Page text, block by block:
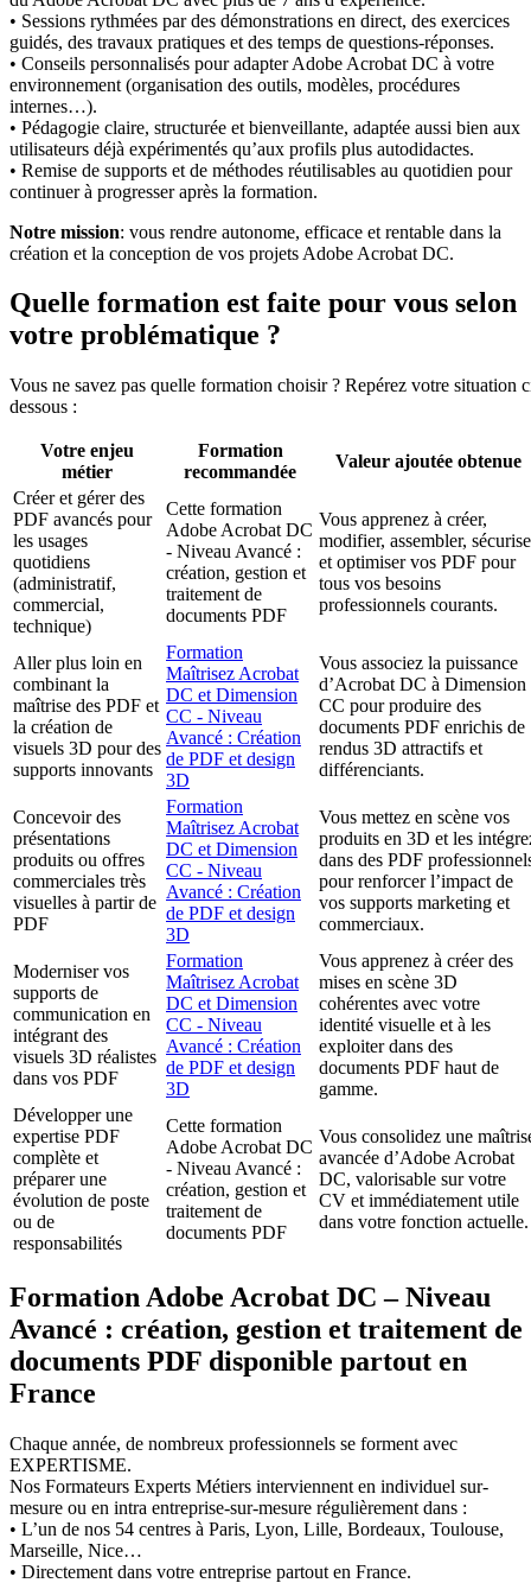
• Sessions rythmées par des démonstrations en direct, des exercices
guidés, des travaux pratiques et des temps de questions-réponses.
• Conseils personnalisés pour adapter Adobe Acrobat DC à votre
environnement (organisation des outils, modèles, procédures
internes…).
• Pédagogie claire, structurée et bienveillante, adaptée aussi bien aux
utilisateurs déjà expérimentés qu’aux profils plus autodidactes.
• Remise de supports et de méthodes réutilisables au quotidien pour
continuer à progresser après la formation.
Notre mission: vous rendre autonome, efficace et rentable dans la
création et la conception de vos projets Adobe Acrobat DC.
Quelle formation est faite pour vous selon
votre problématique ?
Vous ne savez pas quelle formation choisir ? Repérez votre situation
dessous :
Votre enjeu
métier
Formation
recommandée
Valeur ajoutée obtenue
Créer et gérer des
PDF avancés pour
les usages
quotidiens
(administratif,
commercial,
technique)
Cette formation
Adobe Acrobat DC
- Niveau Avancé :
création, gestion et
traitement de
documents PDF
Vous apprenez à créer,
modifier, assembler,
et optimiser vos PDF pour
tous vos besoins
professionnels courants.
Aller plus loin en
combinant la
maîtrise des PDF et
la création de
visuels 3D pour des
supports innovants
Formation
Maîtrisez Acrobat
DC et Dimension
CC - Niveau
Avancé : Création
de PDF et design
3D
Vous associez la puissance
d’Acrobat DC à Dimension
CC pour produire des
documents PDF enrichis de
rendus 3D attractifs et
différenciants.
Concevoir des
présentations
produits ou offres
commerciales très
visuelles à partir de
PDF
Formation
Maîtrisez Acrobat
DC et Dimension
CC - Niveau
Avancé : Création
de PDF et design
3D
Vous mettez en scène vos
produits en 3D et les
dans des PDF
pour renforcer l’impact de
vos supports marketing et
commerciaux.
Moderniser vos
supports de
communication en
intégrant des
visuels 3D réalistes
dans vos PDF
Formation
Maîtrisez Acrobat
DC et Dimension
CC - Niveau
Avancé : Création
de PDF et design
3D
Vous apprenez à créer des
mises en scène 3D
cohérentes avec votre
identité visuelle et à les
exploiter dans des
documents PDF haut de
gamme.
Développer une
expertise PDF
complète et
préparer une
évolution de poste
ou de
responsabilités
Cette formation
Adobe Acrobat DC
- Niveau Avancé :
création, gestion et
traitement de
documents PDF
Vous consolidez une
avancée d’Adobe Acrobat
DC, valorisable sur votre
CV et immédiatement utile
dans votre fonction actuelle.
Formation Adobe Acrobat DC – Niveau
Avancé : création, gestion et traitement de
documents PDF disponible partout en
France
Chaque année, de nombreux professionnels se forment avec
EXPERTISME.
Nos Formateurs Experts Métiers interviennent en individuel sur-
mesure ou en intra entreprise-sur-mesure régulièrement dans :
• L’un de nos 54 centres à Paris, Lyon, Lille, Bordeaux, Toulouse,
Marseille, Nice…
• Directement dans votre entreprise partout en France.